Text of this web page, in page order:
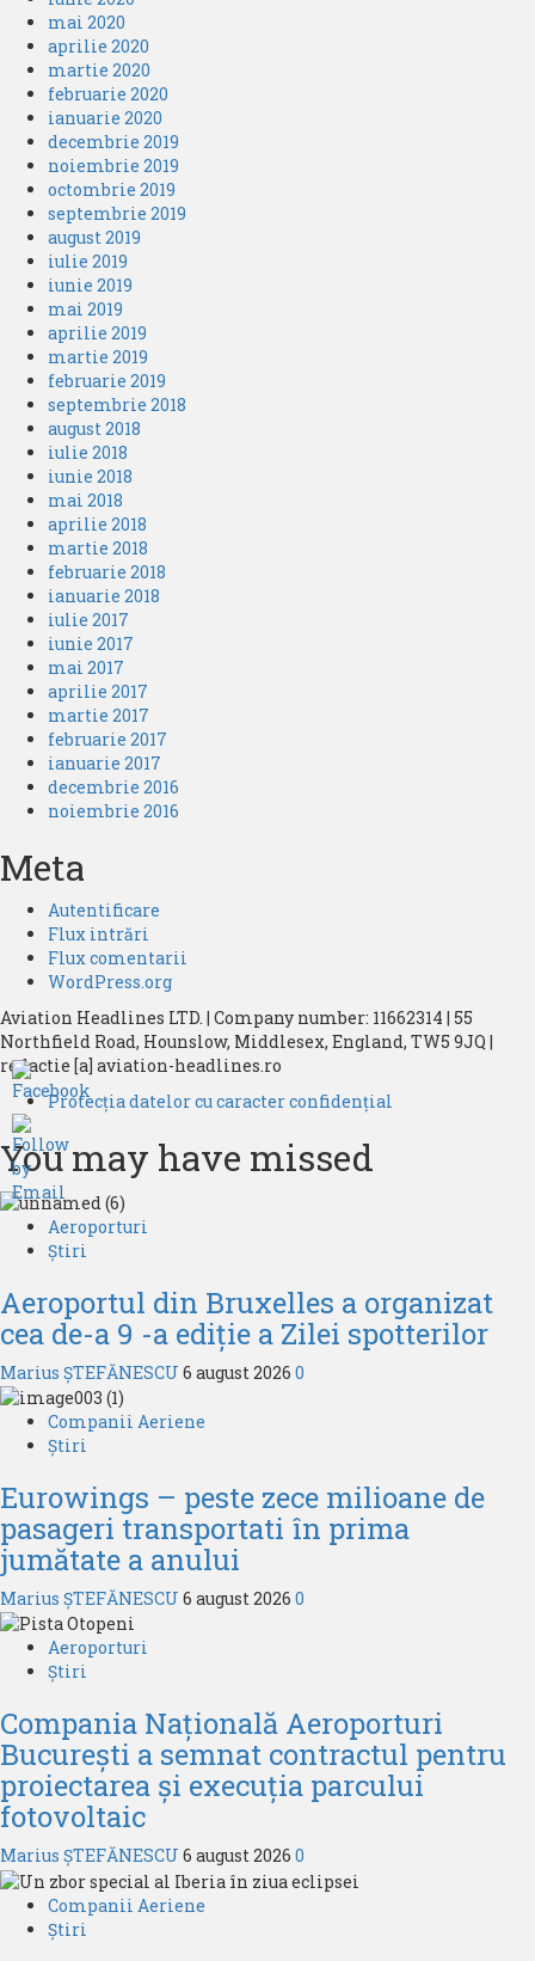
mai 2020
aprilie 2020
martie 2020
februarie 2020
ianuarie 2020
decembrie 2019
noiembrie 2019
octombrie 2019
septembrie 2019
august 2019
iulie 2019
iunie 2019
mai 2019
aprilie 2019
martie 2019
februarie 2019
septembrie 2018
august 2018
iulie 2018
iunie 2018
mai 2018
aprilie 2018
martie 2018
februarie 2018
ianuarie 2018
iulie 2017
iunie 2017
mai 2017
aprilie 2017
martie 2017
februarie 2017
ianuarie 2017
decembrie 2016
noiembrie 2016
Meta
Autentificare
Flux intrări
Flux comentarii
WordPress.org
Aviation Headlines LTD. | Company number: 11662314 | 55
Northfield Road, Hounslow, Middlesex, England, TW5 9JQ |
redactie [a] aviation-headlines.ro
Protecția datelor cu caracter confidențial
You may have missed
Aeroporturi
Știri
Aeroportul din Bruxelles a organizat
cea de-a 9 -a ediție a Zilei spotterilor
Marius ȘTEFĂNESCU 6 august 2026 0
Companii Aeriene
Știri
Eurowings – peste zece milioane de
pasageri transportati în prima
jumătate a anului
Marius ȘTEFĂNESCU 6 august 2026 0
Aeroporturi
Știri
Compania Națională Aeroporturi
București a semnat contractul pentru
proiectarea și execuția parcului
fotovoltaic
Marius ȘTEFĂNESCU 6 august 2026 0
Companii Aeriene
Știri